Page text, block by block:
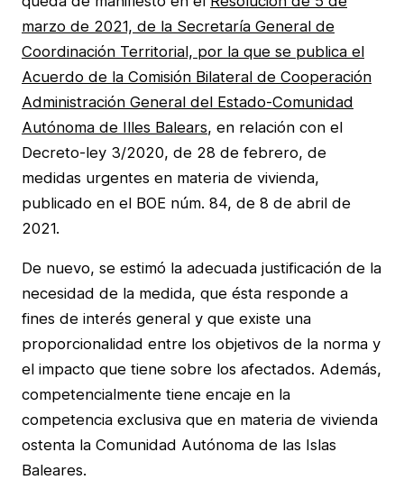
marzo de 2021, de la Secretaría General de
Coordinación Territorial, por la que se publica el
Acuerdo de la Comisión Bilateral de Cooperación
Administración General del Estado-Comunidad
Autónoma de Illes Balears, en relación con el
Decreto-ley 3/2020, de 28 de febrero, de
medidas urgentes en materia de vivienda,
publicado en el BOE núm. 84, de 8 de abril de
2021.
De nuevo, se estimó la adecuada justificación de la
necesidad de la medida, que ésta responde a
fines de interés general y que existe una
proporcionalidad entre los objetivos de la norma y
el impacto que tiene sobre los afectados. Además,
competencialmente tiene encaje en la
competencia exclusiva que en materia de vivienda
ostenta la Comunidad Autónoma de las Islas
Baleares.